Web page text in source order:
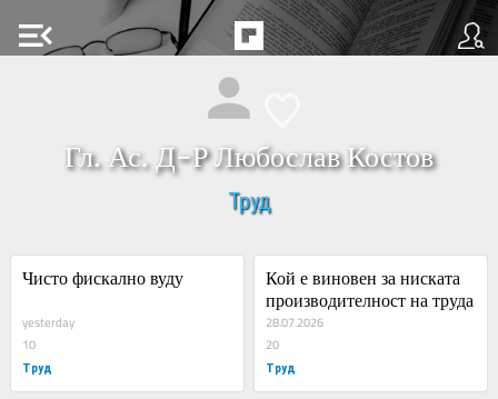
menu_open
Гл. Ас. Д-Р Любослав Костов
Труд
Чисто фискално вуду
yesterday
10
Труд
Кой е виновен за ниската
производителност на труда
28.07.2026
20
Труд